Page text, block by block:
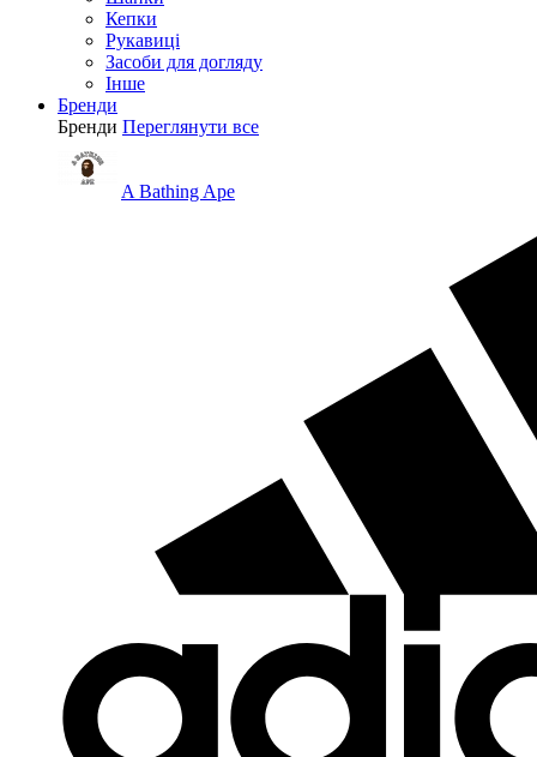
Кепки
Рукавиці
Засоби для догляду
Інше
Бренди
Бренди Переглянути все
A Bathing Ape